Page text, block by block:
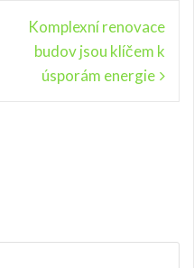
Komplexní renovace
budov jsou klíčem k
úsporám energie